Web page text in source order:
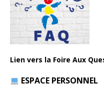
Lien vers la Foire Aux
ESPACE PERSONNEL